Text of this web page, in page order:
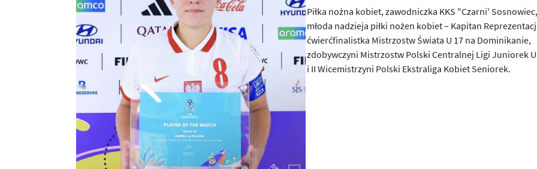
Piłka nożna kobiet, zawodniczka KKS "Czarni' Sosnowiec,
młoda nadzieja piłki nożen kobiet – Kapitan
ćwierćfinalistka Mistrzostw Świata U 17 na Dominikanie,
zdobywczyni Mistrzostw Polski Centralnej Ligi Juniorek
i II Wicemistrzyni Polski Ekstraliga Kobiet Seniorek.